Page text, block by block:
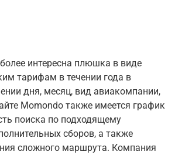
интересна плюшка в виде
тарифам в течении года в
дня, месяц, вид авиакомпании,
Momondo также имеется график
поиска по подходящему
сборов, а также
сложного маршрута. Компания